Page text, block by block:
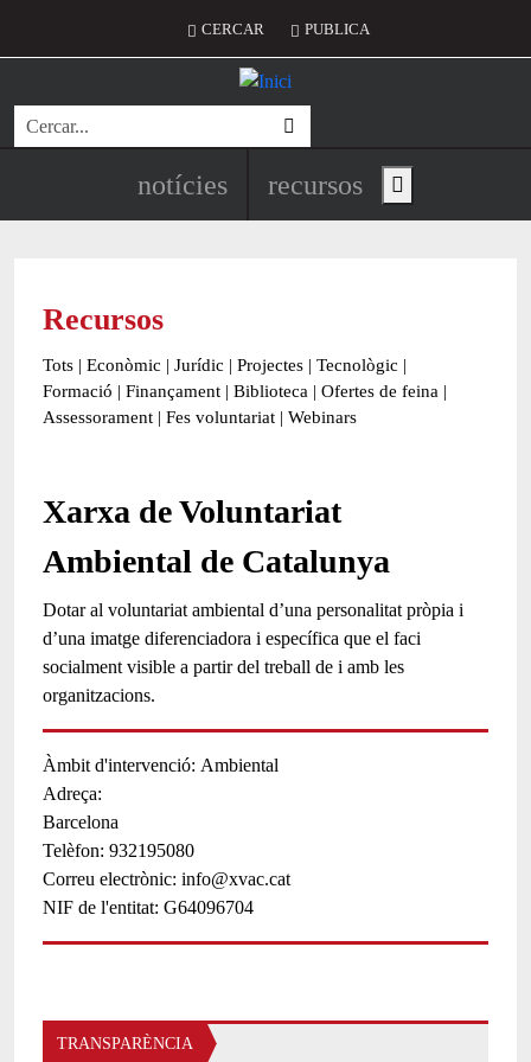
Menú del compte d'usuari
CERCAR PUBLICA
Cerca
Navegació principal de
notícies recursos Show main menu
Recursos
Tots | Econòmic | Jurídic | Projectes | Tecnològic |
Formació | Finançament | Biblioteca | Ofertes de feina |
Assessorament | Fes voluntariat | Webinars
Xarxa de Voluntariat
Ambiental de Catalunya
Dotar al voluntariat ambiental d’una personalitat pròpia i
d’una imatge diferenciadora i específica que el faci
socialment visible a partir del treball de i amb les
organitzacions.
Àmbit d'intervenció Ambiental
Adreça:
Barcelona
Telèfon 932195080
Correu electrònic info@xvac.cat
NIF de l'entitat G64096704
TRANSPARÈNCIA